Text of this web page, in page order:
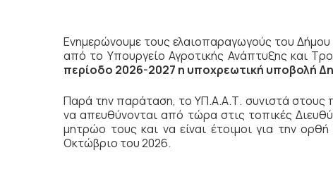
Ενημερώνουμε τους ελαιοπαραγωγούς του
από το Υπουργείο Αγροτικής Ανάπτυξης και
περίοδο 2026-2027 η υποχρεωτική υποβολή
Παρά την παράταση, το ΥΠ.Α.Α.Τ. συνιστά στους
να απευθύνονται από τώρα στις τοπικές
μητρώο τους και να είναι έτοιμοι για την
Οκτώβριο του 2026.